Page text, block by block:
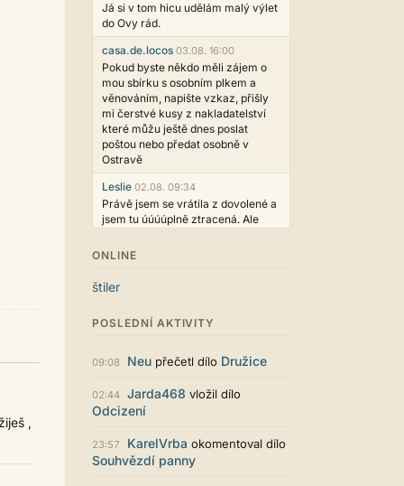
,
Já si v tom hicu udělám malý výlet
do Ovy rád.
casa.de.locos 03.08. 16:00
Pokud byste někdo měli zájem o
mou sbírku s osobním plkem a
věnováním, napište vzkaz, přišly
mi čerstvé kusy z nakladatelství
které můžu ještě dnes poslat
poštou nebo předat osobně v
Ostravě
Leslie 02.08. 09:34
Právě jsem se vrátila z dovolené a
jsem tu úúúúplně ztracená. Ale
casa.de.locos
wow, toto je hodně nezvyk, ale
není to vůbec ošklivé
Jarda468 31.07. 12:50
reklama co zasahovala do chatu je
myslím také už v pořádku,
Singularis
vzhledu. Na některých místech
jsou sice mezi prvky příliš velké
ONLINE
štiler
POSLEDNÍ AKTIVITY
09:08 Neu přečetl dílo Družice
02:44 Jarda468 vložil dílo
Odcizení
23:57 KarelVrba okomentoval dílo
Souhvězdí panny